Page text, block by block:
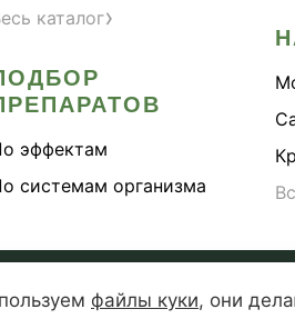
каталог›
эффектам
системам организма
файлы куки, они